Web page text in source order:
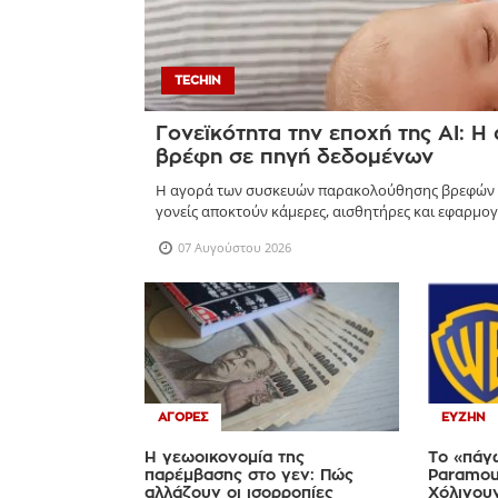
TECHIN
Γονεϊκότητα την εποχή της AI:
βρέφη σε πηγή δεδομένων
Η αγορά των συσκευών παρακολούθησης βρεφών
γονείς αποκτούν κάμερες, αισθητήρες και
07 Αυγούστου 2026
ΑΓΟΡΈΣ
Η γεωοικονομία της
παρέμβασης στο γεν: Πώς
αλλάζουν οι ισορροπίες
ΕΥΖΗΝ
Το